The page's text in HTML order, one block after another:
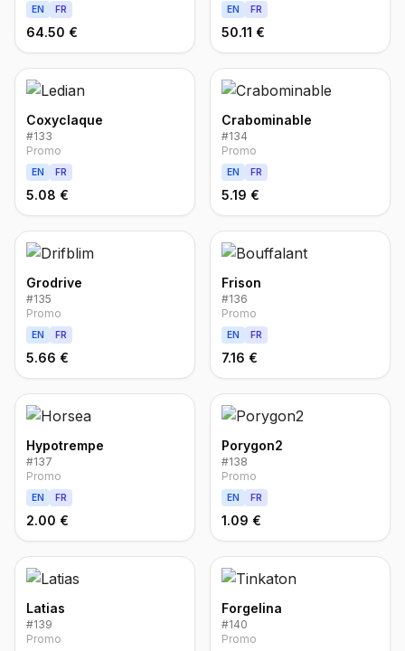
EN FR
64.50 €
EN FR
50.11 €
Coxyclaque
#133
Promo
EN FR
5.08 €
Crabominable
#134
Promo
EN FR
5.19 €
Grodrive
#135
Promo
EN FR
5.66 €
Frison
#136
Promo
EN FR
7.16 €
Hypotrempe
#137
Promo
EN FR
2.00 €
Porygon2
#138
Promo
EN FR
1.09 €
Latias
#139
Promo
Forgelina
#140
Promo